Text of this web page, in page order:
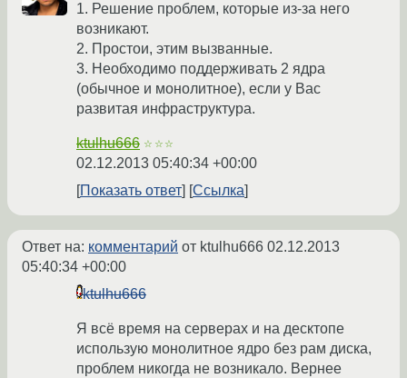
1. Решение проблем, которые из-за него
возникают.
2. Простои, этим вызванные.
3. Необходимо поддерживать 2 ядра
(обычное и монолитное), если у Вас
развитая инфраструктура.
ktulhu666 ☆☆☆
02.12.2013 05:40:34 +00:00
Показать ответ
Ссылка
Ответ на: комментарий от ktulhu666 02.12.2013
05:40:34 +00:00
ktulhu666
Я всё время на серверах и на десктопе
использую монолитное ядро без рам диска,
проблем никогда не возникало. Вернее